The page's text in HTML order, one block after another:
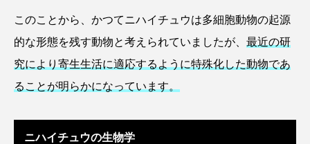
クサガメ クジラ クニマス クマノミ
このことから、かつてニハイチュウは多細胞動物の起源
的な形態を残す動物と考えられていましたが、 最近の研
究により寄生生活に適応するように特殊化した動物であ
ることが明らかになっています。
ニハイチュウの生物学